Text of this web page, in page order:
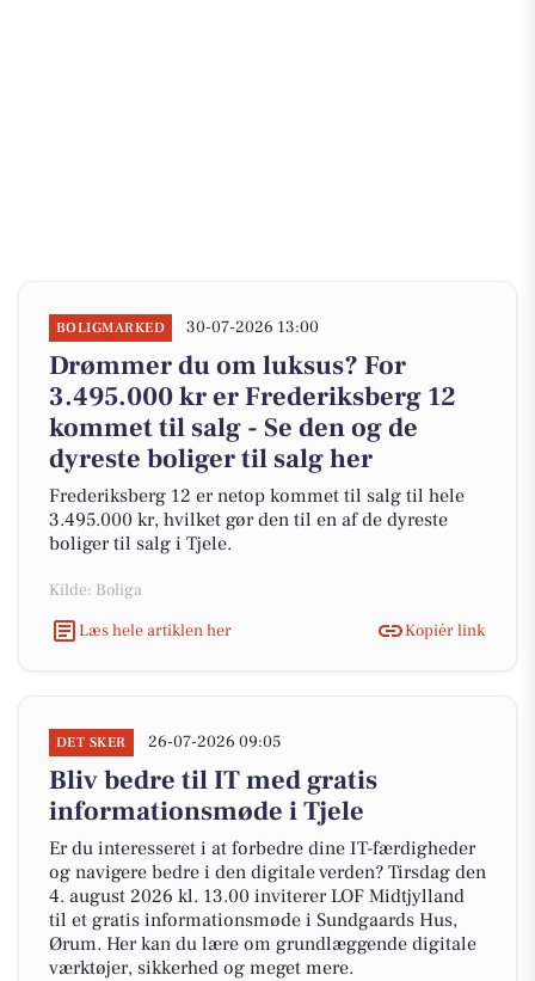
BOLIGMARKED 30-07-2026 13:00
Drømmer du om luksus? For
3.495.000 kr er Frederiksberg 12
kommet til salg - Se den og de
dyreste boliger til salg her
Frederiksberg 12 er netop kommet til salg til hele
3.495.000 kr, hvilket gør den til en af de dyreste
boliger til salg i Tjele.
Kilde: Boliga
Læs hele artiklen her
Kopiér link
DET SKER 26-07-2026 09:05
Bliv bedre til IT med gratis
informationsmøde i Tjele
Er du interesseret i at forbedre dine IT-færdigheder
og navigere bedre i den digitale verden? Tirsdag den
4. august 2026 kl. 13.00 inviterer LOF Midtjylland
til et gratis informationsmøde i Sundgaards Hus,
Ørum. Her kan du lære om grundlæggende digitale
værktøjer, sikkerhed og meget mere.